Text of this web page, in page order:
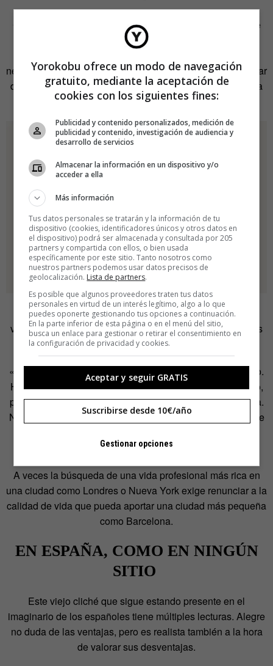
Como fotógrafo consolidado, la tentación de establecerse
en una ciudad como Nueva York siempre ha estado allí.
necesariamente mejorar tu calidad de vida. Tienes que estar
dispuesto a renunciar a un tipo de confort en busca de una
vida profesional más enriquecedora».
En el otro lado de la moneda Alegre también valora las
ventajas de estar en una ciudad con menos oportunidades
como Barcelona.
«He tenido la posibilidad de irme mil veces, pero aquí sigo.
Hay algo enriquecedor en no estar en el centro del mundo,
pero mi aspiración es otra. Tener una vida descentralizada.
No depender demasiado del lugar y estar siempre cerca de
necesario».
A veces la búsqueda de una vida profesional más rica en
una ciudad como Londres o Nueva York exige renunciar a la
calidad de vida que pueda aportar una ciudad más pequeña
como Barcelona.
EN ESPAÑA, COMO EN NINGÚN
SITIO
Este viejo cliché que sigue estando presente en el
imaginario de los españoles tiene múltiples lecturas. Alegre
no duda de las ventajas, pero es realista también a la hora
de valorar sus desventajas.
Yorokobu ofrece un modo de navegación
gratuito, mediante la aceptación de
cookies con los siguientes fines:
Publicidad y contenido personalizados, medición de
publicidad y contenido, investigación de audiencia y
desarrollo de servicios
Almacenar la información en un dispositivo y/o
acceder a ella
Más información
Tus datos personales se tratarán y la información de tu
dispositivo (cookies, identificadores únicos y otros datos en
el dispositivo) podrá ser almacenada y consultada por 205
partners y compartida con ellos, o bien usada
específicamente por este sitio. Tanto nosotros como
nuestros partners podemos usar datos precisos de
geolocalización. Lista de partners.
Es posible que algunos proveedores traten tus datos
personales en virtud de un interés legítimo, algo a lo que
puedes oponerte gestionando tus opciones a continuación.
En la parte inferior de esta página o en el menú del sitio,
busca un enlace para gestionar o retirar el consentimiento en
la configuración de privacidad y cookies.
Aceptar y seguir GRATIS
Suscribirse desde 10€/año
Gestionar opciones